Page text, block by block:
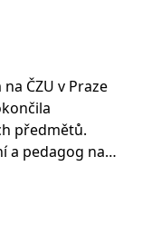
ČZU v Praze
předmětů.
a pedagog na
obhajobou